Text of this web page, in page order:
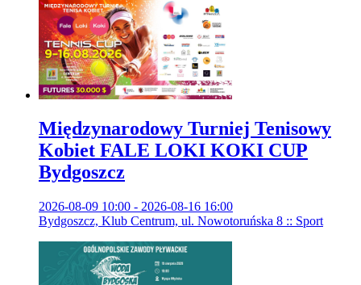
Międzynarodowy Turniej Tenisowy
Kobiet FALE LOKI KOKI CUP
Bydgoszcz
2026-08-09 10:00 - 2026-08-16 16:00
Bydgoszcz, Klub Centrum, ul. Nowotoruńska 8 :: Sport